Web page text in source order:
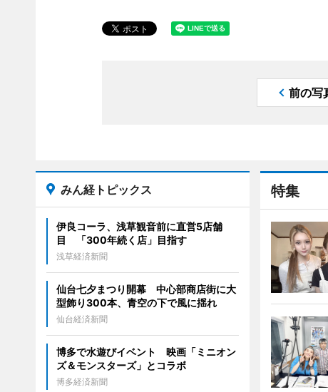
前の写
特集
みん経トピックス
伊良コーラ、浅草観音前に直営5店舗
目 「300年続く店」目指す
浅草経済新聞
仙台七夕まつり開幕 中心部商店街に大
型飾り300本、青空の下で風に揺れ
仙台経済新聞
博多で水遊びイベント 映画「ミニオン
ズ＆モンスターズ」とコラボ
博多経済新聞